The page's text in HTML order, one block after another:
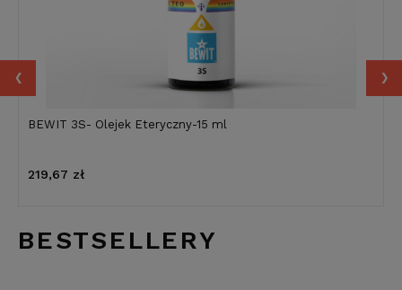
BEWIT 3S- Olejek Eteryczny-15 ml
219,67 zł
‹ ›
BESTSELLERY